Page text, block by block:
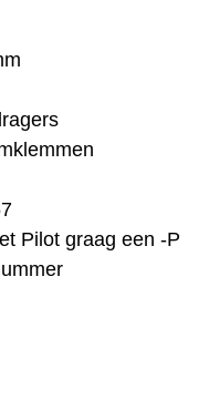
Pilot graag een -P